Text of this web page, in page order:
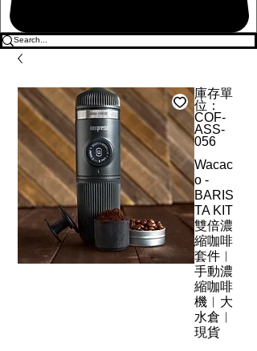
庫存單
位：
COF-
ASS-
056
Wacac
o -
BARIS
TA KIT
雙倍濃
縮咖啡
套件︳
手動濃
縮咖啡
機︳大
水倉︳
現貨